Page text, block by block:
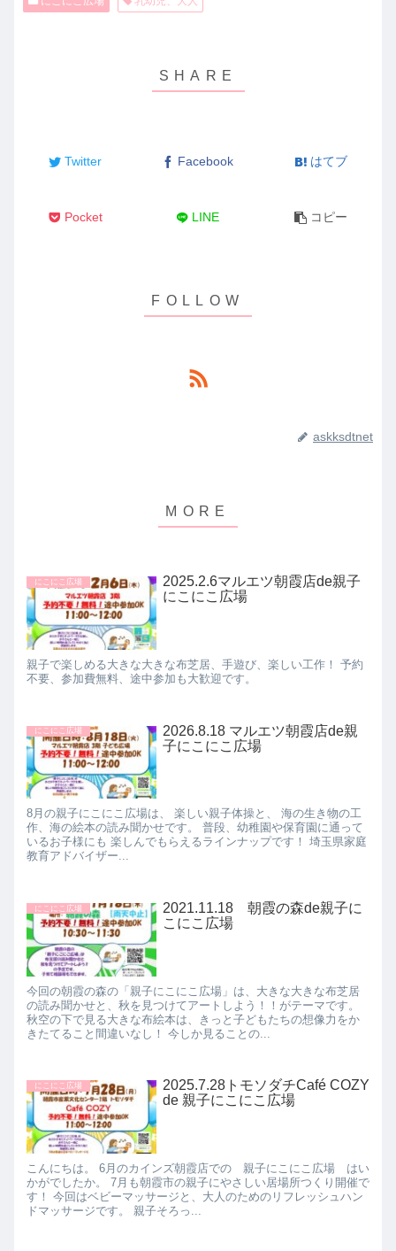
Twitter Facebook はてブ
Pocket LINE コピー
askksdtnet
にこにこ広場
2025.2.6マルエツ朝霞店de親子
にこにこ広場
親子で楽しめる大きな大きな布芝居、手遊び、楽しい工作！ 予約
不要、参加費無料、途中参加も大歓迎です。
にこにこ広場
2026.8.18 マルエツ朝霞店de親
子にこにこ広場
8月の親子にこにこ広場は、 楽しい親子体操と、 海の生き物の工
作、海の絵本の読み聞かせです。 普段、幼稚園や保育園に通って
いるお子様にも 楽しんでもらえるラインナップです！ 埼玉県家庭
教育アドバイザー...
にこにこ広場
2021.11.18 朝霞の森de親子に
こにこ広場
今回の朝霞の森の「親子にこにこ広場」は、大きな大きな布芝居
の読み聞かせと、秋を見つけてアートしよう！！がテーマです。
秋空の下で見る大きな布絵本は、きっと子どもたちの想像力をか
きたてること間違いなし！ 今しか見ることの...
にこにこ広場
2025.7.28トモソダチCafé COZY
de 親子にこにこ広場
こんにちは。 6月のカインズ朝霞店での 親子にこにこ広場 はい
かがでしたか。 7月も朝霞市の親子にやさしい居場所つくり開催で
す！ 今回はベビーマッサージと、大人のためのリフレッシュハン
ドマッサージです。 親子そろっ...